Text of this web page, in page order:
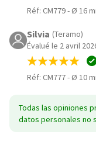
Réf: CM779- Ø 16
Silvia (Teramo)
Évalué le 2 avril
Réf: CM777- Ø 10
Todas las opiniones
datos personales no